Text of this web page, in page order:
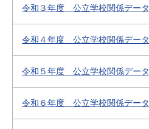
令和３年度 公立学校関係データ
令和４年度 公立学校関係データ
令和５年度 公立学校関係データ
令和６年度 公立学校関係データ